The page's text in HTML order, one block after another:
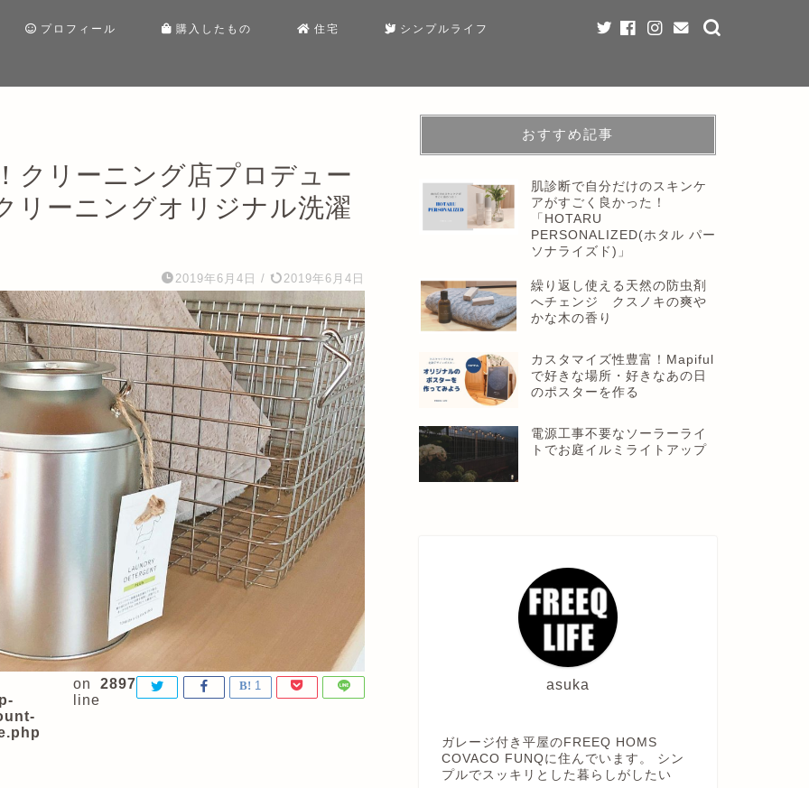
プロフィール 購入したもの 住宅 シンプルライフ
クリーニング店プロデュー
ーニングオリジナル洗濯
2019年6月4日 / 2019年6月4日
on
line
2897 1
おすすめ記事
肌診断で自分だけのスキンケ
アがすごく良かった！
「HOTARU
PERSONALIZED(ホタル パー
ソナライズド)」
繰り返し使える天然の防虫剤
へチェンジ クスノキの爽や
かな木の香り
カスタマイズ性豊富！Mapiful
で好きな場所・好きなあの日
のポスターを作る
電源工事不要なソーラーライ
トでお庭イルミライトアップ
asuka
ガレージ付き平屋のFREEQ HOMS
COVACO FUNQに住んでいます。 シン
プルでスッキリとした暮らしがしたい